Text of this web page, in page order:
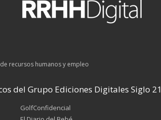
recursos humanos y empleo
del Grupo Ediciones Digitales Siglo 21
GolfConfidencial